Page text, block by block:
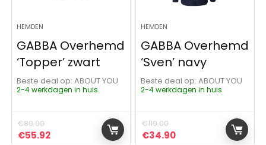
HEMDEN
GABBA Overhemd
‘Topper’ zwart
Beste deal op:
ABOUT YOU
2-4 werkdagen in huis
€89.90
Oorspronkelijke prijs was: €89.90.
€55.92Huidige prijs is: €55.92.
HEMDEN
GABBA Overhemd
‘Sven’ navy
Beste deal op:
ABOUT YOU
2-4 werkdagen in huis
€119.00
Oorspronkelijke prijs was:
€34.90Huidige prijs is: